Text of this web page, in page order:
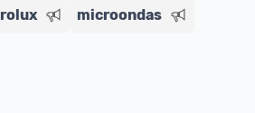
microondas